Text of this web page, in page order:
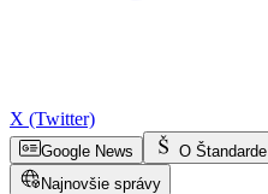
X (Twitter)
Google News O Štandarde
Najnovšie správy